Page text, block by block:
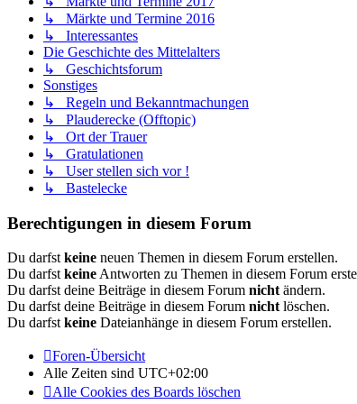
↳ Märkte und Termine 2016
↳ Interessantes
Die Geschichte des Mittelalters
↳ Geschichtsforum
Sonstiges
↳ Regeln und Bekanntmachungen
↳ Plauderecke (Offtopic)
↳ Ort der Trauer
↳ Gratulationen
↳ User stellen sich vor !
↳ Bastelecke
Berechtigungen in diesem Forum
Du darfstkeine neuen Themen in diesem Forum erstellen.
Du darfstkeineAntworten zu Themen in diesem Forum
Du darfst deine Beiträge in diesem Forum nichtändern.
Du darfst deine Beiträge in diesem Forum nichtlöschen.
Du darfstkeine Dateianhänge in diesem Forum erstellen.
Foren-Übersicht
Alle Zeiten sind UTC+02:00
Alle Cookies des Boards löschen